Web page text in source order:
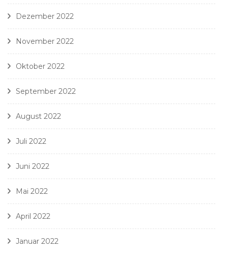
Dezember 2022
November 2022
Oktober 2022
September 2022
August 2022
Juli 2022
Juni 2022
Mai 2022
April 2022
Januar 2022